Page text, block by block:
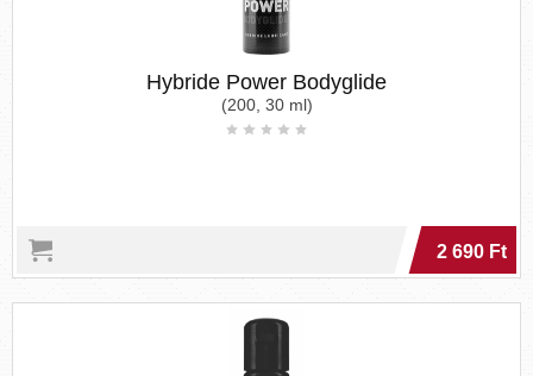
Hybride Power Bodyglide
(200, 30 ml)
2 690 Ft